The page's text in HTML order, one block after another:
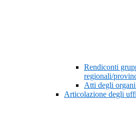
Rendiconti
regionali/
Atti degli
Articolazione degli